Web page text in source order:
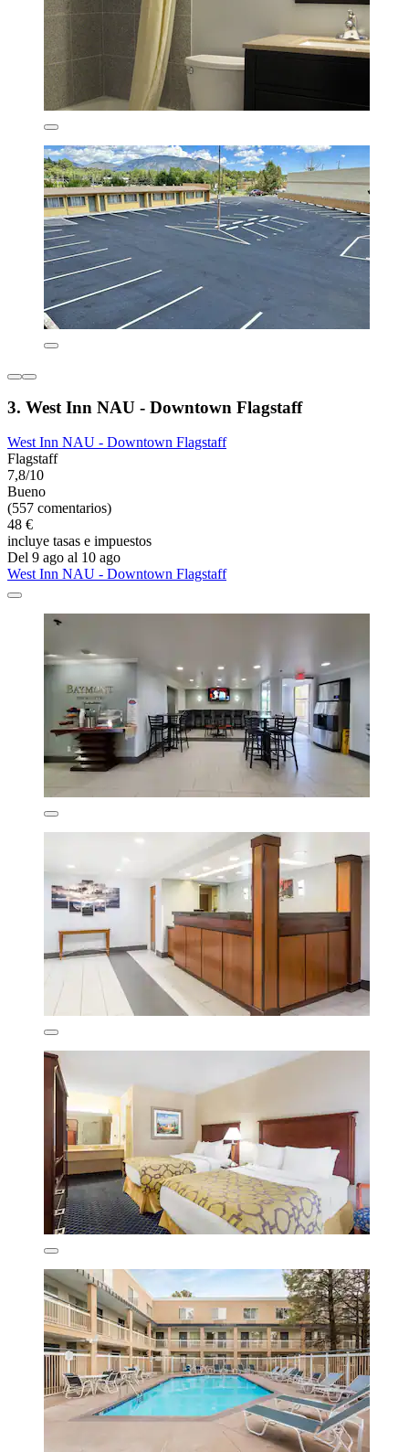
3. West Inn NAU - Downtown Flagstaff
West Inn NAU - Downtown Flagstaff
Flagstaff
7,8/10
Bueno
(557 comentarios)
48 €
incluye tasas e impuestos
Del 9 ago al 10 ago
West Inn NAU - Downtown Flagstaff